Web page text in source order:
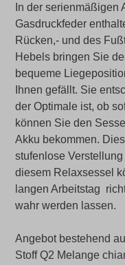
In der serienmäßigen
Gasdruckfeder
Rücken,- und des
Hebels bringen Sie
bequeme
Ihnen gefällt. Sie
der Optimale ist, ob
können Sie den
Akku bekommen.
stufenlose
diesem Relaxsessel
langen Arbeitstag
wahr werden lassen.
Angebot bestehend
Stoff Q2 Melange